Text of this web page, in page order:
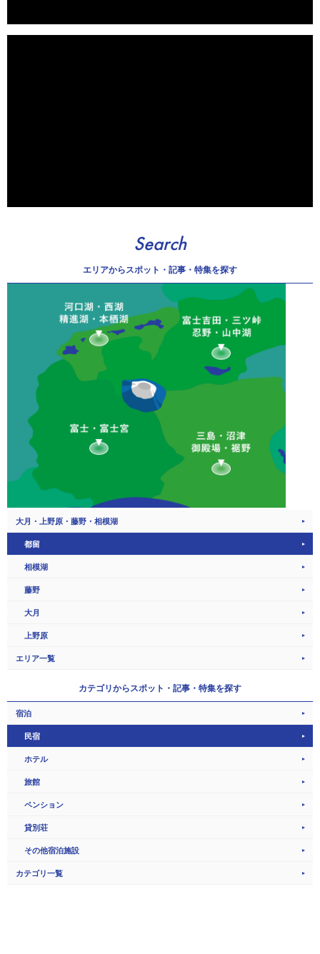
Search
エリアからスポット・記事・特集を探す
大月・上野原・藤野・相模湖
都留
相模湖
藤野
大月
上野原
エリア一覧
カテゴリからスポット・記事・特集を探す
宿泊
民宿
ホテル
旅館
ペンション
貸別荘
その他宿泊施設
カテゴリ一覧